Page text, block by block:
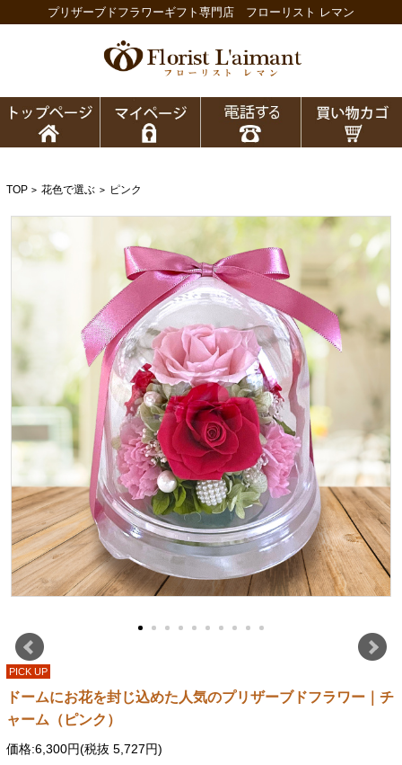
プリザーブドフラワーギフト専門店 フローリスト レマン
TOP > 花色で選ぶ > ピンク
PICK UP
ドームにお花を封じ込めた人気のプリザーブドフラワー｜チ
ャーム（ピンク）
価格:6,300円(税抜 5,727円)